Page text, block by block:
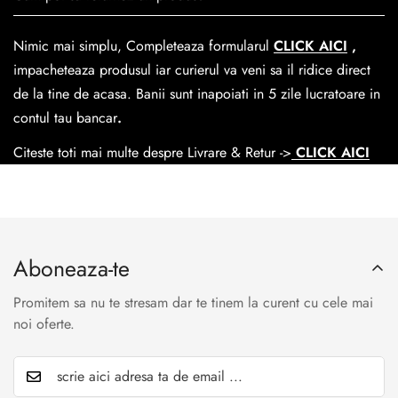
medie livrarea dureaza 1-2 zilelucratoare prin
Easybox-ul Emag.
Cosul de livrareeste 15 lei pentru o comanda mai mica de
390 lei si Gratuit pentru o comanda de peste 390 lei.
Nimic mai simplu, Completeaza formularul CLICK AICI ,
impacheteaza produsul iar curierul va veni sa il ridice direct
de la tine de acasa. Banii sunt inapoiati in 5 zile lucratoare in
contul tau bancar.
Citeste toti mai multe despre Livrare & Retur -> CLICK AICI
Aboneaza-te
Promitem sa nu te stresam dar te tinem la curent cu cele mai
noi oferte.